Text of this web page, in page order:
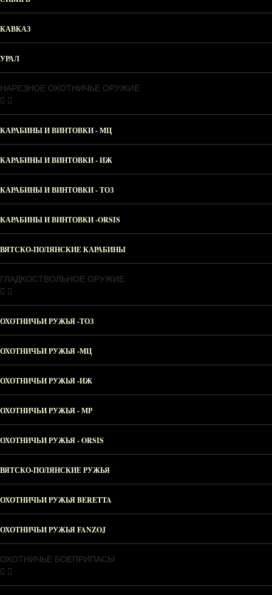
КАВКАЗ
УРАЛ
НАРЕЗНОЕ ОХОТНИЧЬЕ ОРУЖИЕ
КАРАБИНЫ И ВИНТОВКИ - МЦ
КАРАБИНЫ И ВИНТОВКИ - ИЖ
КАРАБИНЫ И ВИНТОВКИ - ТОЗ
КАРАБИНЫ И ВИНТОВКИ -ORSIS
ВЯТСКО-ПОЛЯНСКИЕ КАРАБИНЫ
ГЛАДКОСТВОЛЬНОЕ ОРУЖИЕ
ОХОТНИЧЬИ РУЖЬЯ -ТОЗ
ОХОТНИЧЬИ РУЖЬЯ -МЦ
ОХОТНИЧЬИ РУЖЬЯ -ИЖ
ОХОТНИЧЬИ РУЖЬЯ - МР
ОХОТНИЧЬИ РУЖЬЯ - ORSIS
ВЯТСКО-ПОЛЯНСКИЕ РУЖЬЯ
ОХОТНИЧЬИ РУЖЬЯ BERETTA
ОХОТНИЧЬИ РУЖЬЯ FANZOJ
ОХОТНИЧЬЕ БОЕПРИПАСЫ